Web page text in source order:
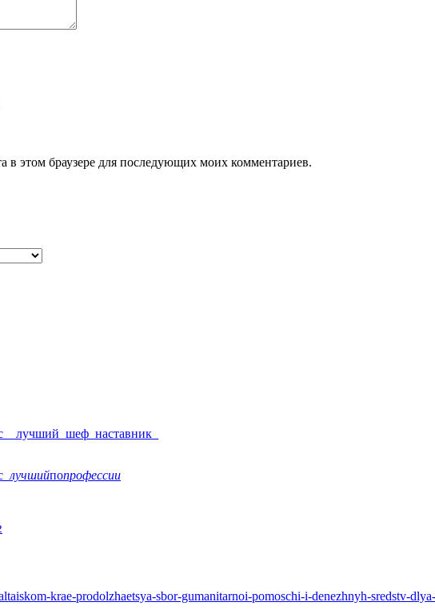
в этом браузере для последующих моих комментариев.
_лучшийпопрофессии
krae-prodolzhaetsya-sbor-gumanitarnoi-pomoschi-i-denezhnyh-sredstv-